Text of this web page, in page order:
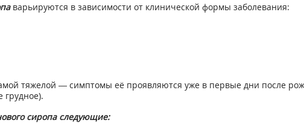
варьируются в зависимости от клинической формы заболевания:
тяжелой — симптомы её проявляются уже в первые дни после
грудное).
сиропа следующие: